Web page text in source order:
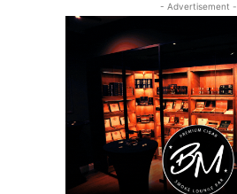
- Advertisement -